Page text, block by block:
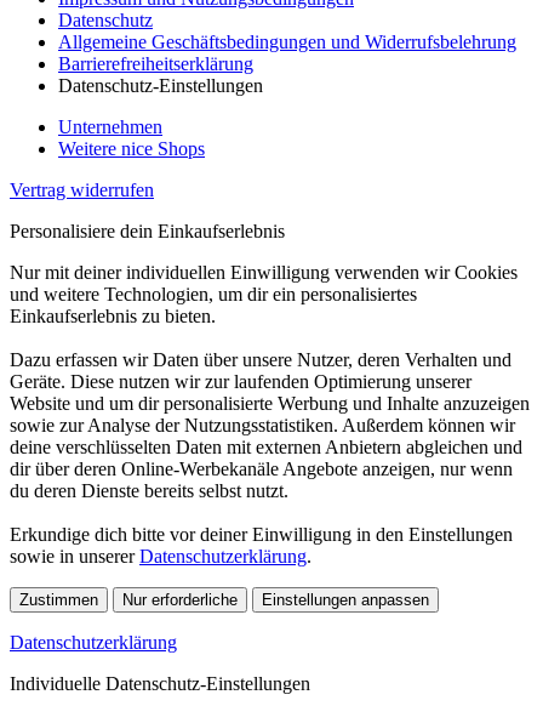
Datenschutz
Allgemeine Geschäftsbedingungen und Widerrufsbelehrung
Barrierefreiheitserklärung
Datenschutz-Einstellungen
Unternehmen
Weitere nice Shops
Vertrag widerrufen
Personalisiere dein Einkaufserlebnis
Nur mit deiner individuellen Einwilligung verwenden wir Cookies
und weitere Technologien, um dir ein personalisiertes
Einkaufserlebnis zu bieten.
Dazu erfassen wir Daten über unsere Nutzer, deren Verhalten und
Geräte. Diese nutzen wir zur laufenden Optimierung unserer
Website und um dir personalisierte Werbung und Inhalte anzuzeigen
sowie zur Analyse der Nutzungsstatistiken. Außerdem können wir
deine verschlüsselten Daten mit externen Anbietern abgleichen und
dir über deren Online-Werbekanäle Angebote anzeigen, nur wenn
du deren Dienste bereits selbst nutzt.
Erkundige dich bitte vor deiner Einwilligung in den Einstellungen
sowie in unsererDatenschutzerklärung.
Zustimmen Nur erforderliche Einstellungen anpassen
Datenschutzerklärung
Individuelle Datenschutz-Einstellungen